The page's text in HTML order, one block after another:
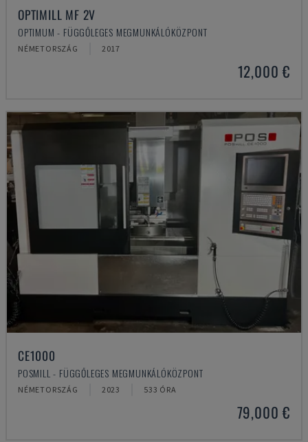
OPTIMILL MF 2V
OPTIMUM - FÜGGŐLEGES MEGMUNKÁLÓKÖZPONT
NÉMETORSZÁG 2017
12,000 €
CE1000
POSMILL - FÜGGŐLEGES MEGMUNKÁLÓKÖZPONT
NÉMETORSZÁG 2023 533 ÓRA
79,000 €